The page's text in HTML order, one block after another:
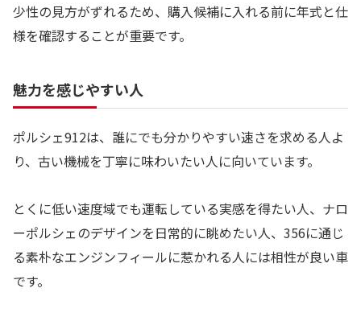
少性の見方がずれるため、購入候補に入れる前に年式と仕
様を確認することが重要です。
魅力を感じやすい人
ポルシェ912は、誰にでも分かりやすい速さを求める人よ
り、古い機械を丁寧に味わいたい人に向いています。
とくに低い速度域でも運転している実感を得たい人、ナロ
ーポルシェのデザインを日常的に眺めたい人、356に通じ
る素朴なエンジンフィールに惹かれる人には相性が良い車
です。